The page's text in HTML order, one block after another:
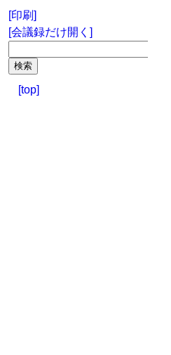
[印刷]
[会議録だけ開く]
[top]